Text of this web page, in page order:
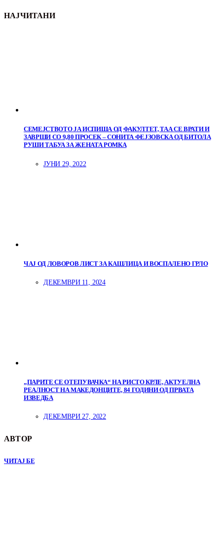
НАЈЧИТАНИ
СЕМЕЈСТВОТО ЈА ИСПИША ОД ФАКУЛТЕТ, ТАА СЕ ВРАТИ И
ЗАВРШИ СО 9,80 ПРОСЕК – СОНИТА ФЕЈЗОВСКА ОД БИТОЛА
РУШИ ТАБУА ЗА ЖЕНАТА РОМКА
ЈУНИ 29, 2022
ЧАЈ ОД ЛОВОРОВ ЛИСТ ЗА КАШЛИЦА И ВОСПАЛЕНО ГРЛО
ДЕКЕМВРИ 11, 2024
„ПАРИТЕ СЕ ОТЕПУВАЧКА“ НА РИСТО КРЛЕ, АКТУЕЛНА
РЕАЛНОСТ НА МАКЕДОНЦИТЕ, 84 ГОДИНИ ОД ПРВАТА
ИЗВЕДБА
ДЕКЕМВРИ 27, 2022
АВТОР
ЧИТАЈ БЕ